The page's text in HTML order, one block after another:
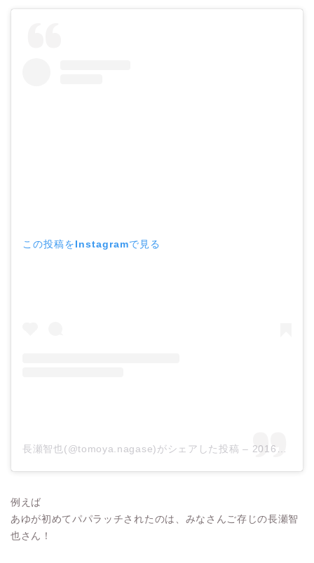
この投稿をInstagramで見る
長瀬智也(@tomoya.nagase)がシェアした投稿 – 2016年 2月月5日午前1時52分PST
例えば
あゆが初めてパパラッチされたのは、みなさんご存じの長瀬智
也さん！